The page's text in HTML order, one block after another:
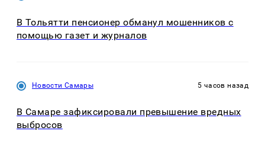
В Тольятти пенсионер обманул мошенников с
помощью газет и журналов
Новости Самары 5 часов назад
В Самаре зафиксировали превышение вредных
выбросов